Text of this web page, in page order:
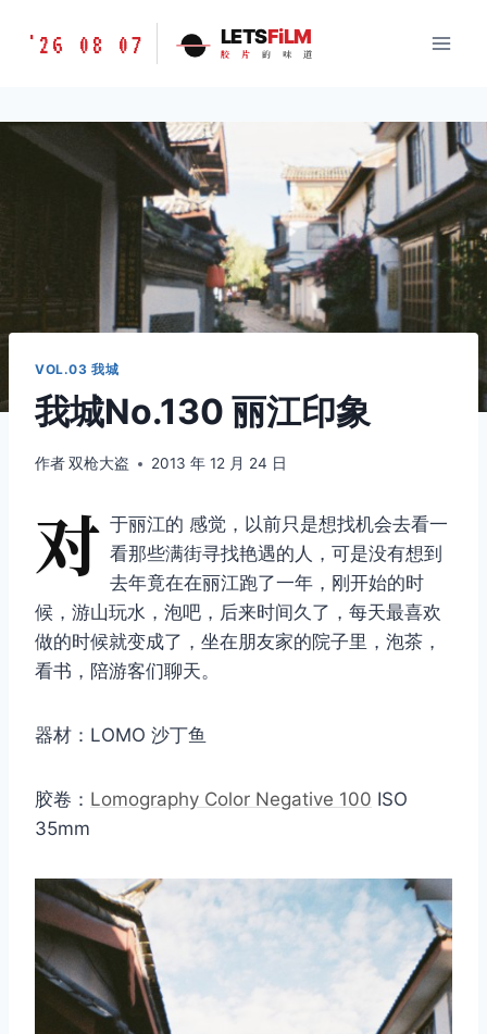
胶
味
道
LETSFILM
'26 08 07 LETSFiLM
胶 片 的 味 道
VOL.03 我城
我城No.130 丽江印象
作者双枪大盗 2013 年 12 月 24 日
对 于丽江的 感觉，以前只是想找机会去看一
看那些满街寻找艳遇的人，可是没有想到
去年竟在在丽江跑了一年，刚开始的时
候，游山玩水，泡吧，后来时间久了，每天最喜欢
做的时候就变成了，坐在朋友家的院子里，泡茶，
看书，陪游客们聊天。
器材：LOMO 沙丁鱼
胶卷： Lomography Color Negative 100 ISO
35mm